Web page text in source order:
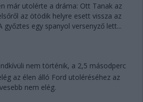
már utolérte a dráma: Ott Tanak az
az ötödik helyre esett vissza az
győztes egy spanyol versenyző lett...
nem történik, a 2,5 másodperc
az élen álló Ford utoléréséhez az
nem elég.